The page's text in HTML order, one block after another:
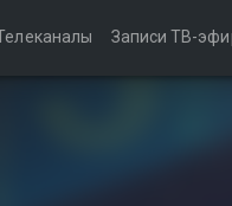
Записи ТВ-